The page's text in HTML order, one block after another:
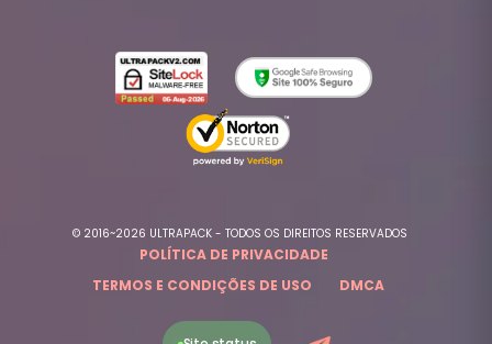
© 2016~2026 ULTRAPACK - TODOS OS DIREITOS RESERVADOS
POLÍTICA DE PRIVACIDADE
TERMOS E CONDIÇÕES DE USO
DMCA